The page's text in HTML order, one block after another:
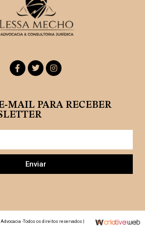
MAIL PARA RECEBER
Enviar
-Todos os direitos reservados |